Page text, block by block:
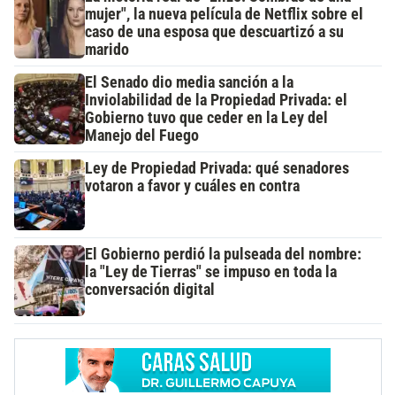
mujer", la nueva película de Netflix sobre el
caso de una esposa que descuartizó a su
marido
El Senado dio media sanción a la
Inviolabilidad de la Propiedad Privada: el
Gobierno tuvo que ceder en la Ley del
Manejo del Fuego
Ley de Propiedad Privada: qué senadores
votaron a favor y cuáles en contra
El Gobierno perdió la pulseada del nombre:
la "Ley de Tierras" se impuso en toda la
conversación digital